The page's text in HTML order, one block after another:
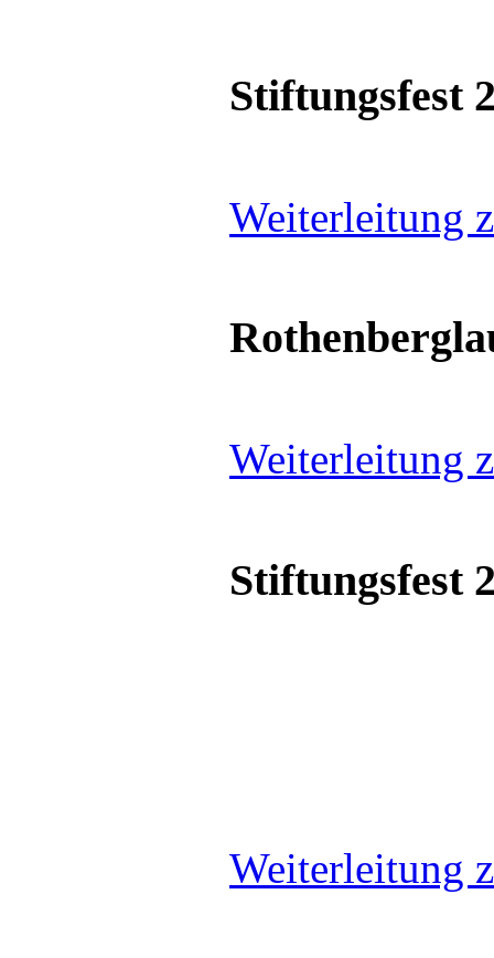
Stiftungsfest
Weiterleitung
Weiterleitung
Stiftungsfest
Weiterleitung